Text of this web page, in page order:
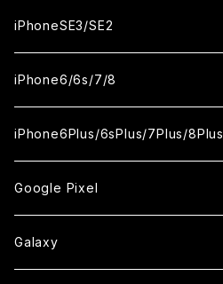
セラミックフィルム
セラミックフィルム
ガラスフィルム
セラミックフィルム
セラミックフィルム
ガラスフィルム
セラミックフィルム
セラミックフィルム
ガラスフィルム
セラミックフィルム
iPhone12ProMax
ガラスフィルム
セラミックフィルム
ガラスフィルム
セラミックフィルム
iPhone11Pro
ガラスフィルム
セラミックフィルム
iPhone11Pro Max
ガラスフィルム
セラミックフィルム
iPhoneX
ガラスフィルム
セラミックフィルム
iPhoneXS
ガラスフィルム
セラミックフィルム
iPhoneXR
ガラスフィルム
セラミックフィルム
iPhoneXSMax
ガラスフィルム
iPhoneSE3/SE2
iPhoneSE3
ガラスフィルム
ケース
iPhoneSE2
ガラスフィルム
ケース
iPhone6/6s/7/8
iPhone8
ガラスフィルム
セラミックフィルム
iPhone7
ガラスフィルム
iPhone6s
iPhone6Plus/6sPlus/7Plus/8Plus
iPhone6Plus
ガラスフィルム
iPhone6sPlus
Google Pixel
ガラスフィルム
Galaxy